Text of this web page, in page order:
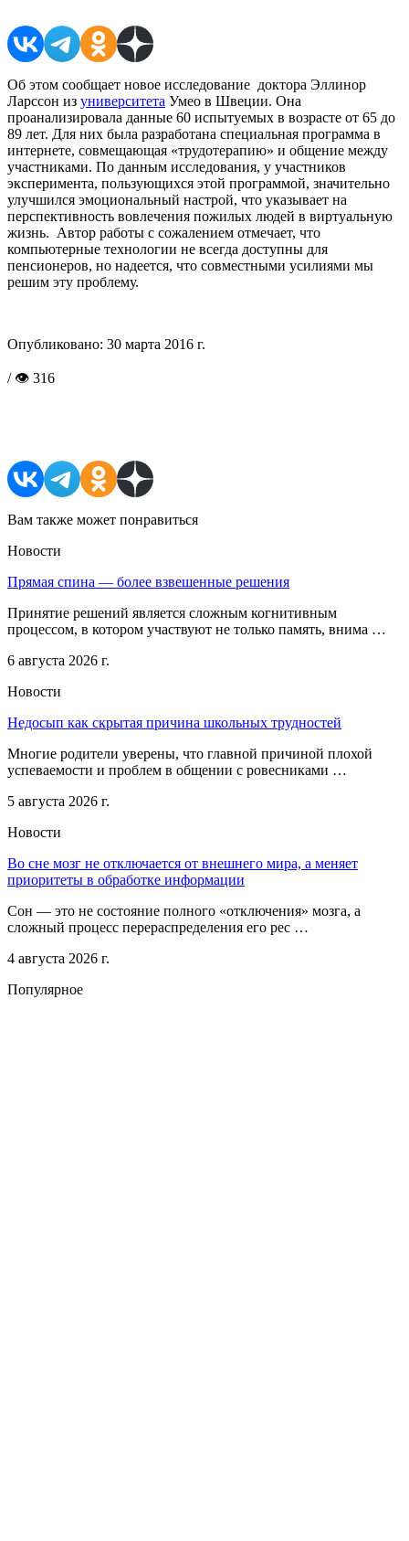
Об этом сообщает новое исследование доктора Эллинор
Ларссон из университета Умео в Швеции. Она
проанализировала данные 60 испытуемых в возрасте от 65 до
89 лет. Для них была разработана специальная программа в
интернете, совмещающая «трудотерапию» и общение между
участниками. По данным исследования, у участников
эксперимента, пользующихся этой программой, значительно
улучшился эмоциональный настрой, что указывает на
перспективность вовлечения пожилых людей в виртуальную
жизнь. Автор работы с сожалением отмечает, что
компьютерные технологии не всегда доступны для
пенсионеров, но надеется, что совместными усилиями мы
решим эту проблему.
Опубликовано: 30 марта 2016 г.
/ 👁 316
Вам также может понравиться
Новости
Прямая спина — более взвешенные решения
Принятие решений является сложным когнитивным
процессом, в котором участвуют не только память, внима …
6 августа 2026 г.
Новости
Недосып как скрытая причина школьных трудностей
Многие родители уверены, что главной причиной плохой
успеваемости и проблем в общении с ровесниками …
5 августа 2026 г.
Новости
Во сне мозг не отключается от внешнего мира, а меняет
приоритеты в обработке информации
Сон — это не состояние полного «отключения» мозга, а
сложный процесс перераспределения его рес …
4 августа 2026 г.
Популярное